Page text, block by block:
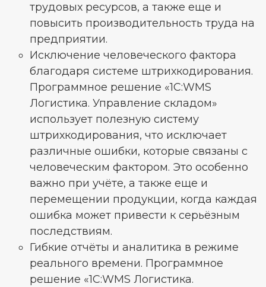
трудовых ресурсов, а также еще и
повысить производительность труда на
предприятии.
Исключение человеческого фактора
благодаря системе штрихкодирования.
Программное решение «1С:WMS
Логистика. Управление складом»
использует полезную систему
штрихкодирования, что исключает
различные ошибки, которые связаны с
человеческим фактором. Это особенно
важно при учёте, а также еще и
перемещении продукции, когда каждая
ошибка может привести к серьёзным
последствиям.
Гибкие отчёты и аналитика в режиме
реального времени. Программное
решение «1С:WMS Логистика.